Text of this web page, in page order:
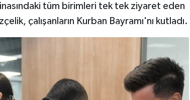
tüm birimleri tek tek ziyaret eden
çalışanların Kurban Bayramı'nı kutladı.